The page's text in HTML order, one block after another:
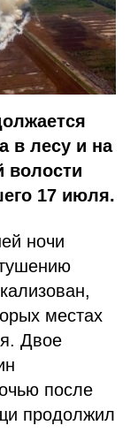
в лесу и на
волости
17 июля.
ночи
местах
Двое
после
продолжил